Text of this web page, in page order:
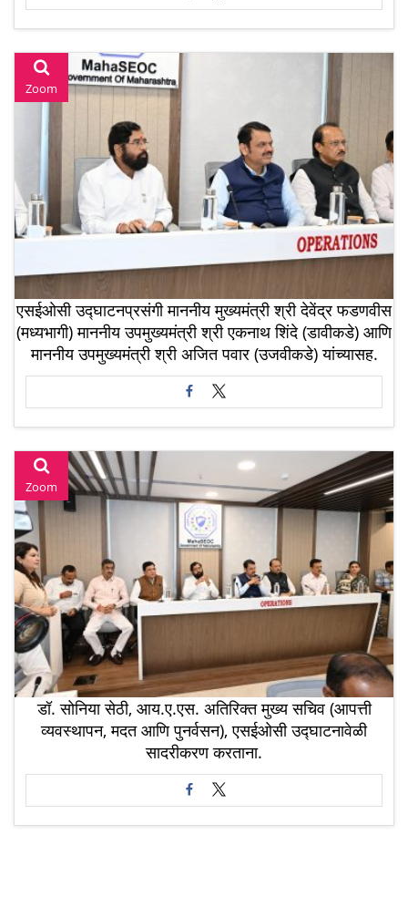
Zoom
एसईओसी उद्घाटनप्रसंगी माननीय मुख्यमंत्री श्री देवेंद्र फडणवीस
(मध्यभागी) माननीय उपमुख्यमंत्री श्री एकनाथ शिंदे (डावीकडे) आणि
माननीय उपमुख्यमंत्री श्री अजित पवार (उजवीकडे) यांच्यासह.
Zoom
डॉ. सोनिया सेठी, आय.ए.एस. अतिरिक्त मुख्य सचिव (आपत्ती
व्यवस्थापन, मदत आणि पुनर्वसन), एसईओसी उद्घाटनावेळी
सादरीकरण करताना.